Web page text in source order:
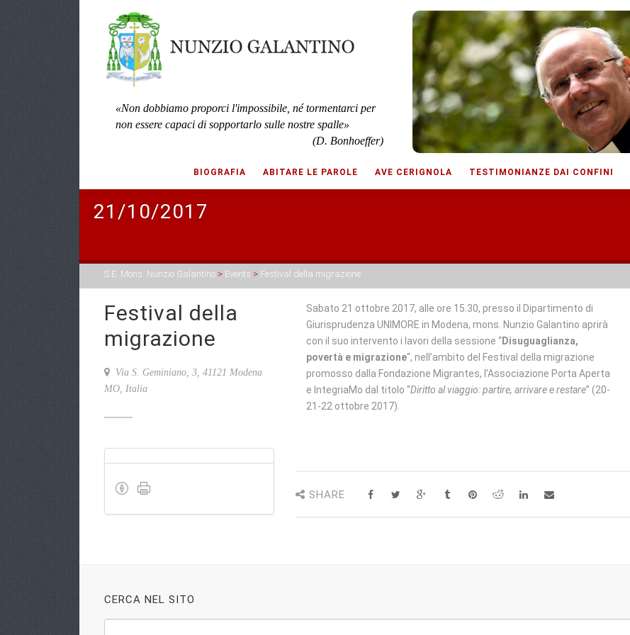
«Non dobbiamo proporci l'impossibile, né tormentarci per
non essere capaci di sopportarlo sulle nostre spalle»
(D. Bonhoeffer)
BIOGRAFIA ABITARE LE PAROLE AVE CERIGNOLA TESTIMONIANZE DAI CONFINI
21/10/2017
S.E. Mons. Nunzio Galantino > Events > Festival della migrazione
Festival della
migrazione
Via S. Geminiano, 3, 41121 Modena
MO, Italia
Sabato 21 ottobre 2017, alle ore 15.30, presso il Dipartimento di
Giurisprudenza UNIMORE in Modena, mons. Nunzio Galantino aprirà
con il suo intervento i lavori della sessione “Disuguaglianza,
povertà e migrazione“, nell’ambito del Festival della migrazione
promosso dalla Fondazione Migrantes, l’Associazione Porta Aperta
e IntegriaMo dal titolo “Diritto al viaggio: partire, arrivare e restare” (20-
21-22 ottobre 2017).
SHARE
CERCA NEL SITO